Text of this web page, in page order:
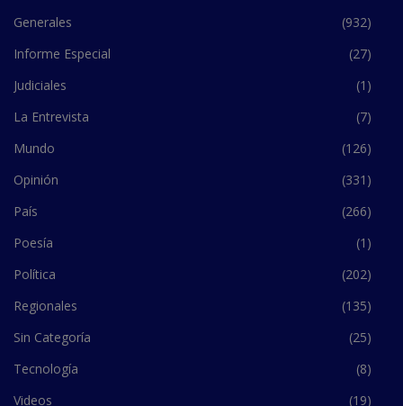
Generales
(932)
Informe Especial
(27)
Judiciales
(1)
La Entrevista
(7)
Mundo
(126)
Opinión
(331)
País
(266)
Poesía
(1)
Política
(202)
Regionales
(135)
Sin Categoría
(25)
Tecnología
(8)
Videos
(19)